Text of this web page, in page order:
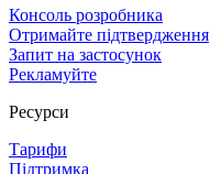
Консоль розробника
Отримайте підтвердження
Запит на застосунок
Рекламуйте
Ресурси
Тарифи
Підтримка